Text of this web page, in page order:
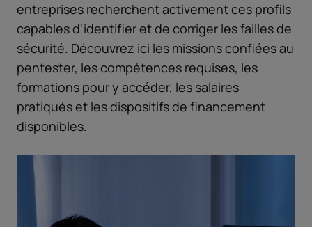
entreprises recherchent activement ces profils
capables d'identifier et de corriger les failles de
sécurité. Découvrez ici les missions confiées au
pentester, les compétences requises, les
formations pour y accéder, les salaires
pratiqués et les dispositifs de financement
disponibles.